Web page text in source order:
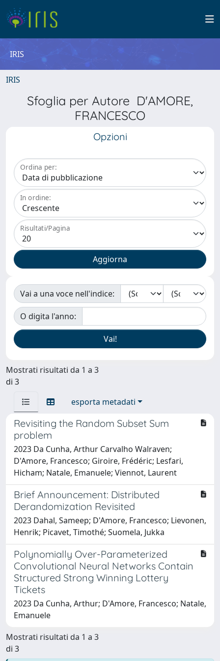
IRIS
IRIS
Sfoglia per Autore D'AMORE,
FRANCESCO
Opzioni
Ordina per:
In ordine:
Risultati/Pagina
Vai a una voce nell'indice:
O digita l'anno:
Mostrati risultati da 1 a 3
di 3
esporta metadati
Revisiting the Random Subset Sum
problem
2023 Da Cunha, Arthur Carvalho Walraven;
D'Amore, Francesco; Giroire, Frédéric; Lesfari,
Hicham; Natale, Emanuele; Viennot, Laurent
Brief Announcement: Distributed
Derandomization Revisited
2023 Dahal, Sameep; D'Amore, Francesco; Lievonen,
Henrik; Picavet, Timothé; Suomela, Jukka
Polynomially Over-Parameterized
Convolutional Neural Networks Contain
Structured Strong Winning Lottery
Tickets
2023 Da Cunha, Arthur; D'Amore, Francesco; Natale,
Emanuele
Mostrati risultati da 1 a 3
di 3